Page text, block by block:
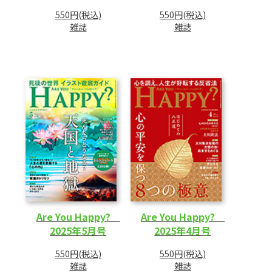
550円(税込)
雑誌
550円(税込)
雑誌
Are You Happy?
2025年5月号
550円(税込)
雑誌
Are You Happy?
2025年4月号
550円(税込)
雑誌